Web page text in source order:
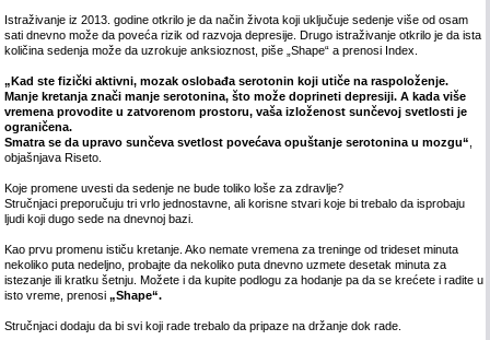
Istraživanje iz 2013. godine otkrilo je da način života koji uključuje sedenje više od osam
sati dnevno može da poveća rizik od razvoja depresije. Drugo istraživanje otkrilo je da ista
količina sedenja može da uzrokuje anksioznost, piše „Shape“ a prenosi Index.
„Kad ste fizički aktivni, mozak oslobađa serotonin koji utiče na raspoloženje.
Manje kretanja znači manje serotonina, što može doprineti depresiji. A kada više
vremena provodite u zatvorenom prostoru, vaša izloženost sunčevoj svetlosti je
ograničena.
Smatra se da upravo sunčeva svetlost povećava opuštanje serotonina u mozgu“
objašnjava Riseto.
Koje promene uvesti da sedenje ne bude toliko loše za zdravlje?
Stručnjaci preporučuju tri vrlo jednostavne, ali korisne stvari koje bi trebalo da isprobaju
ljudi koji dugo sede na dnevnoj bazi.
Kao prvu promenu ističu kretanje. Ako nemate vremena za treninge od trideset minuta
nekoliko puta nedeljno, probajte da nekoliko puta dnevno uzmete desetak minuta za
istezanje ili kratku šetnju. Možete i da kupite podlogu za hodanje pa da se krećete i radite u
isto vreme, prenosi„Shape“.
Stručnjaci dodaju da bi svi koji rade trebalo da pripaze na držanje dok rade.